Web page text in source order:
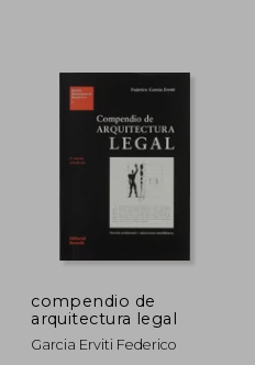
40%
dcto.
compendio de
arquitectura legal
Garcia Erviti Federico